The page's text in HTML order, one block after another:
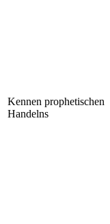
Kennen prophetischen
Handelns